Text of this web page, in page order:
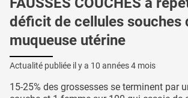
déficit de cellules souches
muqueuse utérine
Actualité publiée il y a 10 années 4 mois
15-25% des grossesses se terminent par